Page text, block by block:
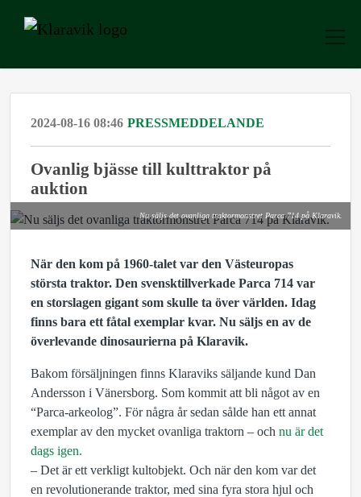
2024-08-16 08:46 PRESSMEDDELANDE
Ovanlig bjässe till kulttraktor på
auktion
Nu säljs det ovanliga traktormonstret Parca 714 på Klaravik.
När den kom på 1960-talet var den Västeuropas
största traktor. Den svensktillverkade Parca 714 var
en storslagen gigant som skulle ta över världen. Idag
finns bara ett fåtal exemplar kvar. Nu säljs en av de
överlevande dinosaurierna på Klaravik.
Bakom försäljningen finns Klaraviks säljande kund Dan
Andersson i Vänersborg. Som kommit att bli något av en
“Parca-arkeolog”. För några år sedan sålde han ett annat
exemplar av den mycket ovanliga traktorn – och nu är det
dags igen.
– Det är ett verkligt kultobjekt. Och när den kom var det
en revolutionerande traktor, med sina fyra stora hjul och